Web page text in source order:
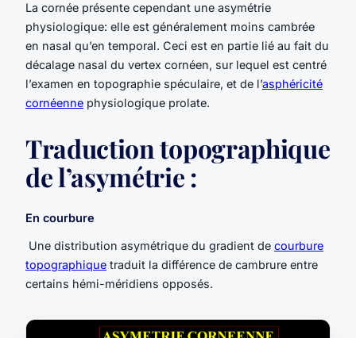
La cornée présente cependant une asymétrie
physiologique: elle est généralement moins cambrée
en nasal qu’en temporal. Ceci est en partie lié au fait du
décalage nasal du vertex cornéen, sur lequel est centré
l’examen en topographie spéculaire, et de l’asphéricité
cornéenne physiologique prolate.
Traduction topographique
de l’asymétrie :
En courbure
Une distribution asymétrique du gradient de courbure
topographique traduit la différence de cambrure entre
certains hémi-méridiens opposés.